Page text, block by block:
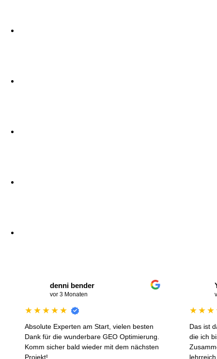
denni bender
vor 3 Monaten
★★★
Absolute Experten am Start, vielen besten
Dank für die wunderbare GEO Optimierung.
Komm sicher bald wieder mit dem nächsten
Projekt!
Yves
vor 4
★★★
Das ist das
die ich bisher
lehrreich für